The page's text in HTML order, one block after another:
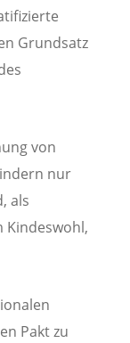
Grundsatz
von
nur
als
Pakt zu